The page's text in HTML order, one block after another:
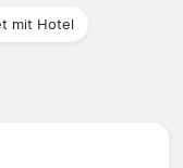
mit Hotel